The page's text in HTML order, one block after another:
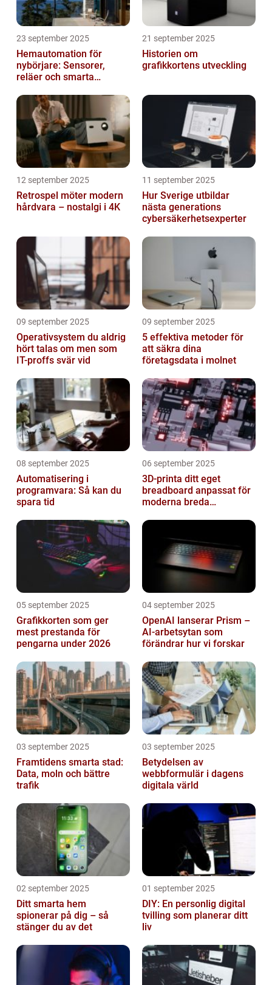
23 september 2025
Hemautomation för
nybörjare: Sensorer,
reläer och smarta
21 september 2025
Historien om
grafikkortens utveckling
12 september 2025
Retrospel möter modern
hårdvara – nostalgi i 4K
11 september 2025
Hur Sverige utbildar
nästa generations
cybersäkerhetsexperter
09 september 2025
Operativsystem du aldrig
hört talas om men som
IT-proffs svär vid
09 september 2025
5 effektiva metoder för
att säkra dina
företagsdata i molnet
08 september 2025
Automatisering i
programvara: Så kan du
spara tid
06 september 2025
3D-printa ditt eget
breadboard anpassat för
moderna breda
05 september 2025
Grafikkorten som ger
mest prestanda för
pengarna under 2026
04 september 2025
OpenAI lanserar Prism –
AI-arbetsytan som
förändrar hur vi forskar
03 september 2025
Framtidens smarta stad:
Data, moln och bättre
trafik
03 september 2025
Betydelsen av
webbformulär i dagens
digitala värld
02 september 2025
Ditt smarta hem
spionerar på dig – så
stänger du av det
01 september 2025
DIY: En personlig digital
tvilling som planerar ditt
liv